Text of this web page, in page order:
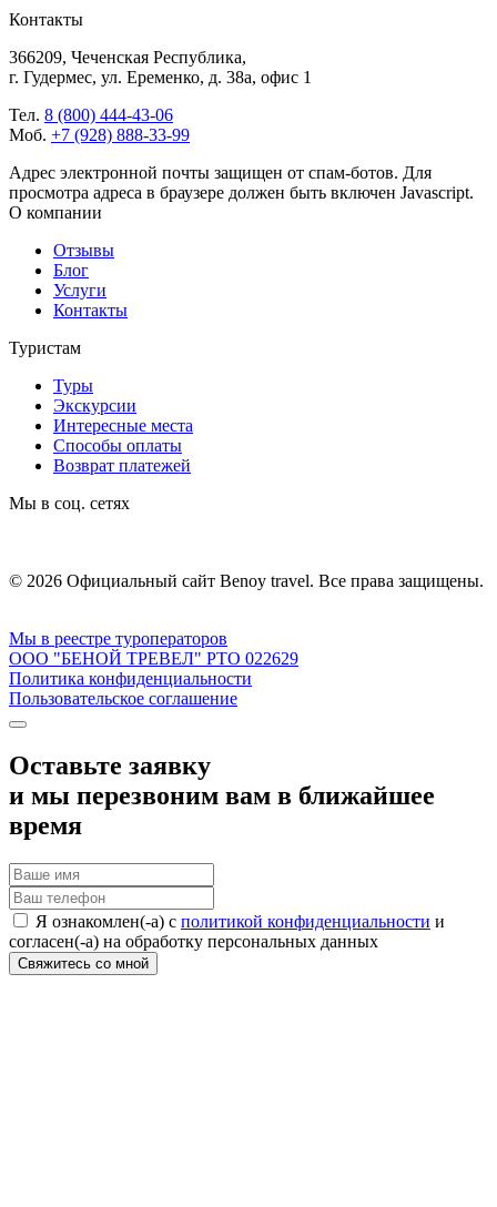
Контакты
366209, Чеченская Республика,
г. Гудермес, ул. Еременко, д. 38а, офис 1
Тел. 8 (800) 444-43-06
Моб. +7 (928) 888-33-99
Адрес электронной почты защищен от спам-ботов. Для
просмотра адреса в браузере должен быть включен Javascript.
О компании
Отзывы
Блог
Услуги
Контакты
Туристам
Туры
Экскурсии
Интересные места
Способы оплаты
Возврат платежей
Мы в соц. сетях
© 2026 Официальный сайт Benoy travel. Все права защищены.
Мы в реестре туроператоров
ООО "БЕНОЙ ТРЕВЕЛ" РТО 022629
Политика конфиденциальности
Пользовательское соглашение
Оставьте заявку
и мы перезвоним вам в ближайшее
время
Я ознакомлен(-а) с политикой конфиденциальности и
согласен(-а) на обработку персональных данных
Свяжитесь со мной